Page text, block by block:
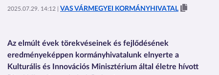
2025.07.29. 14:12 | VAS VÁRMEGYEI KORMÁNYHIVATAL
Az elmúlt évek törekvéseinek és fejlődésének
eredményeképpen kormányhivatalunk elnyerte a
Kulturális és Innovációs Minisztérium által életre hívott